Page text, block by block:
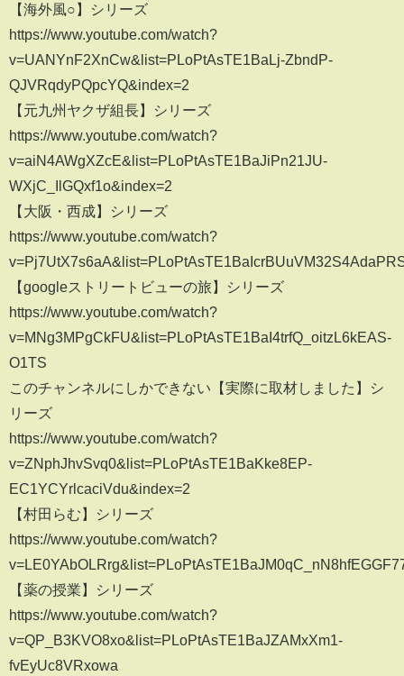
【海外風○】シリーズ
https://www.youtube.com/watch?
v=UANYnF2XnCw&list=PLoPtAsTE1BaLj-ZbndP-
QJVRqdyPQpcYQ&index=2
【元九州ヤクザ組長】シリーズ
https://www.youtube.com/watch?
v=aiN4AWgXZcE&list=PLoPtAsTE1BaJiPn21JU-
WXjC_IlGQxf1o&index=2
【大阪・西成】シリーズ
https://www.youtube.com/watch?
【googleストリートビューの旅】シリーズ
https://www.youtube.com/watch?
v=MNg3MPgCkFU&list=PLoPtAsTE1BaI4trfQ_oitzL6kEAS-
O1TS
このチャンネルにしかできない【実際に取材しました】シ
リーズ
https://www.youtube.com/watch?
v=ZNphJhvSvq0&list=PLoPtAsTE1BaKke8EP-
EC1YCYrlcaciVdu&index=2
【村田らむ】シリーズ
https://www.youtube.com/watch?
【薬の授業】シリーズ
https://www.youtube.com/watch?
v=QP_B3KVO8xo&list=PLoPtAsTE1BaJZAMxXm1-
fvEyUc8VRxowa